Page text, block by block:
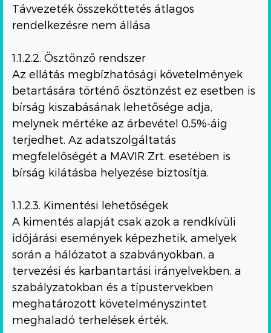
Távvezeték összeköttetés átlagos
rendelkezésre nem állása
1.1.2.2. Ösztönző rendszer
Az ellátás megbízhatósági követelmények
betartására történő ösztönzést ez esetben is
bírság kiszabásának lehetősége adja,
melynek mértéke az árbevétel 0,5%-áig
terjedhet. Az adatszolgáltatás
megfelelőségét a MAVIR Zrt. esetében is
bírság kilátásba helyezése biztosítja.
1.1.2.3. Kimentési lehetőségek
A kimentés alapját csak azok a rendkívüli
időjárási események képezhetik, amelyek
során a hálózatot a szabványokban, a
tervezési és karbantartási irányelvekben, a
szabályzatokban és a típustervekben
meghatározott követelményszintet
meghaladó terhelések érték.